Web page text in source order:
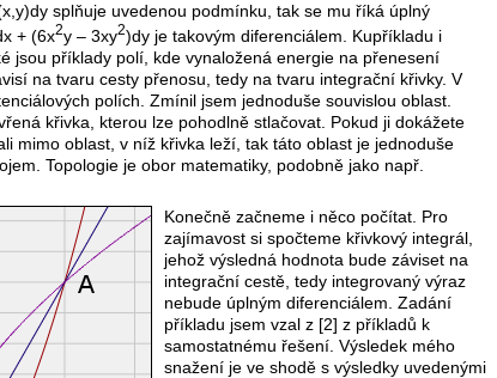
splňuje uvedenou podmínku, tak se mu říká úplný
+ (6x2y – 3xy2)dy je takovým diferenciálem. Kupříkladu i
jsou příklady polí, kde vynaložená energie na přenesení
na tvaru cesty přenosu, tedy na tvaru integrační křivky. V
polích. Zmínil jsem jednoduše souvislou oblast.
křivka, kterou lze pohodlně stlačovat. Pokud ji dokážete
mimo oblast, v níž křivka leží, tak táto oblast je jednoduše
Topologie je obor matematiky, podobně jako např.
Konečně začneme i něco počítat. Pro
zajímavost si spočteme křivkový integrál,
jehož výsledná hodnota bude záviset na
integrační cestě, tedy integrovaný výraz
nebude úplným diferenciálem. Zadání
příkladu jsem vzal z [2] z příkladů k
samostatnému řešení. Výsledek mého
snažení je ve shodě s výsledky uvedenými